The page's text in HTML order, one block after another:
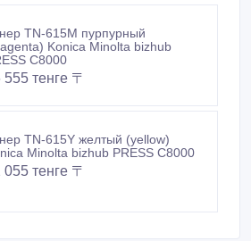
TN-615M пурпурный
Konica Minolta bizhub
C8000
555 тенге 〒
TN-615Y желтый (yellow)
Minolta bizhub PRESS C8000
055 тенге 〒